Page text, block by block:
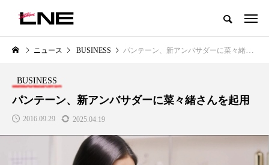
グローバルビューティ＆ヘルスケアビジネス誌
LIFESTYLE BUSINESS
ニュース BUSINESS パンテーン、新アンバサダーに菜々緒さんを起用
BUSINESS
パンテーン、新アンバサダーに菜々緒さんを起用
2016.09.29 2025.04.19